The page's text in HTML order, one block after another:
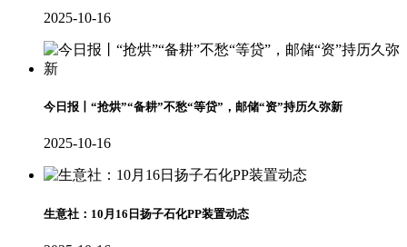
2025-10-16
今日报丨“抢烘”“备耕”不愁“等贷”，邮储“资”持历久弥新
2025-10-16
生意社：10月16日扬子石化PP装置动态